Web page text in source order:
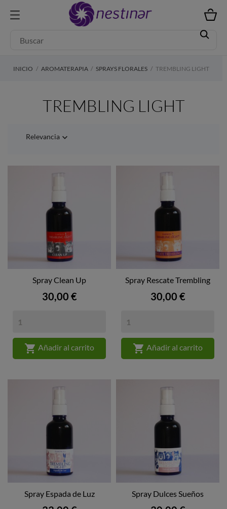
INICIO AROMATERAPIA SPRAYS FLORALES TREMBLING LIGHT
TREMBLING LIGHT
Relevancia 
Spray Clean Up
Precio
30,00 €
 Añadir al carrito
Spray Rescate Trembling
Precio
30,00 €
 Añadir al carrito
Spray Espada de Luz Spray Dulces Sueños